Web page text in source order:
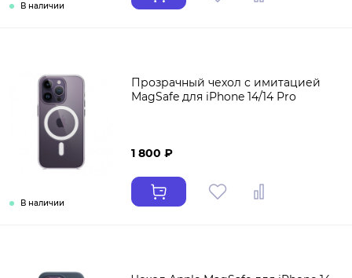
В наличии
В наличии
Прозрачный чехол с имитацией
MagSafe для iPhone 14/14 Pro
1 800 ₽